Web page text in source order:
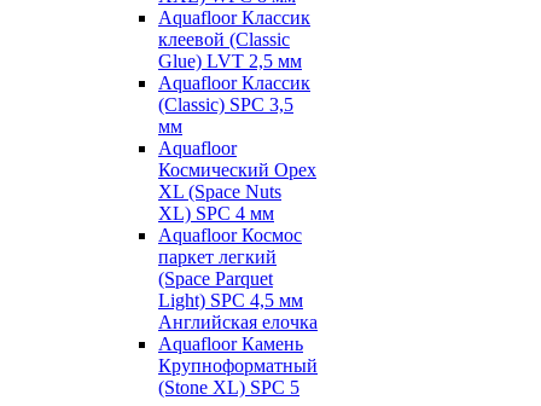
Aquafloor Классик
клеевой (Classic
Glue) LVT 2,5 мм
Aquafloor Классик
(Classic) SPC 3,5
мм
Aquafloor
Космический Орех
XL (Space Nuts
XL) SPC 4 мм
Aquafloor Космос
паркет легкий
(Space Parquet
Light) SPC 4,5 мм
Английская елочка
Aquafloor Камень
Крупноформатный
(Stone XL) SPC 5